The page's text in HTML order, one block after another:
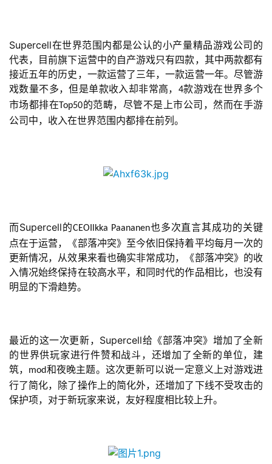
手
机
游
戏
休
闲
游
戏
5
第
十
三
届
Supercell在世界范围内都是公认的小产量精品游戏公司的
代表，目前旗下运营中的自产游戏只有四款，其中两款都有
接近五年的历史，一款运营了三年，一款运营一年。尽管游
戏数量不多，但是单款收入却非常高，
4款游戏在世界多个
市场都排在Top50的范畴，尽管不是上市公司，然而在手游
公司中，收入在世界范围内都排在前列。
而Supercell的CEOIlkka Paananen也多次直言其成功的关键
点在于运营，《部落冲突》至今依旧保持着平均每月一次的
更新情况，从效果来看也确实非常成功，《部落冲突》的收
入情况始终保持在较高水平，和同时代的作品相比，也没有
明显的下滑趋势。
最近的这一次更新，Supercell给《部落冲突》增加了全新
的世界供玩家进行件赞和战斗，还增加了全新的单位，建
筑，
mod和夜晚主题。这次更新可以说一定意义上对游戏进
行了简化，除了操作上的简化外，还增加了下线不受攻击的
保护项，对于新玩家来说，友好程度相比较上升。